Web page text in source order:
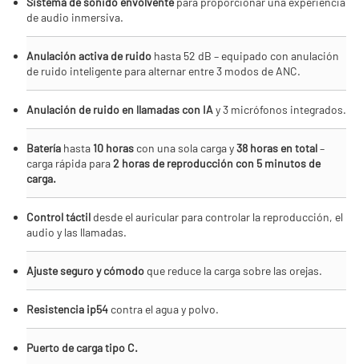
de audio inmersiva.
Anulación activa de ruido hasta 52 dB – equipado con anulación
de ruido inteligente para alternar entre 3 modos de ANC.
Anulación de ruido en llamadas con IAy 3 micrófonos integrados.
Batería hasta 10 horas con una sola carga y38 horas en total–
carga rápida para2 horas de reproducción con 5 minutos de
carga.
Control táctil desde el auricular para controlar la reproducción, el
audio y las llamadas.
Ajuste seguro y cómodo que reduce la carga sobre las orejas.
Resistencia ip54 contra el agua y polvo.
Puerto de carga tipo C.